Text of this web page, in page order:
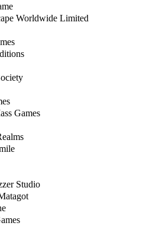
Worldwide Limited
Games
Studio